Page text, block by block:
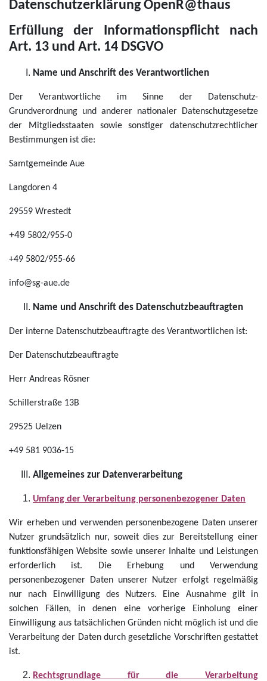
Datenschutzerklärung OpenR@thaus
Erfüllung der Informationspflicht nach
Art. 13 und Art. 14 DSGVO
Name und Anschrift des Verantwortlichen
Der Verantwortliche im Sinne der Datenschutz-
Grundverordnung und anderer nationaler Datenschutzgesetze
der Mitgliedsstaaten sowie sonstiger datenschutzrechtlicher
Bestimmungen ist die:
Samtgemeinde Aue
Langdoren 4
29559 Wrestedt
+49 5802/955-0
+49 5802/955-66
info@sg-aue.de
Name und Anschrift des Datenschutzbeauftragten
Der interne Datenschutzbeauftragte des Verantwortlichen ist:
Der Datenschutzbeauftragte
Herr Andreas Rösner
Schillerstraße 13B
29525 Uelzen
+49 581 9036-15
Allgemeines zur Datenverarbeitung
Umfang der Verarbeitung personenbezogener Daten
Wir erheben und verwenden personenbezogene Daten unserer
Nutzer grundsätzlich nur, soweit dies zur Bereitstellung einer
funktionsfähigen Website sowie unserer Inhalte und Leistungen
erforderlich ist. Die Erhebung und Verwendung
personenbezogener Daten unserer Nutzer erfolgt regelmäßig
nur nach Einwilligung des Nutzers. Eine Ausnahme gilt in
solchen Fällen, in denen eine vorherige Einholung einer
Einwilligung aus tatsächlichen Gründen nicht möglich ist und die
Verarbeitung der Daten durch gesetzliche Vorschriften gestattet
ist.
Rechtsgrundlage für die Verarbeitung